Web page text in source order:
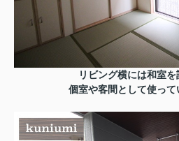
リビング横には和室を
個室や客間として使って